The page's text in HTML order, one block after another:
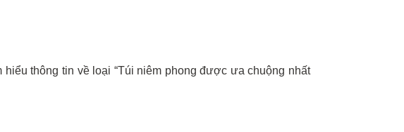
thông tin về loại “Túi niêm phong được ưa chuộng nhất